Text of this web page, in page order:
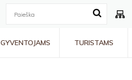
GYVENTOJAMS TURISTAMS